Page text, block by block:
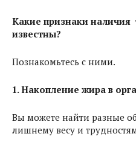
Какие признаки наличия
известны?
Познакомьтесь с ними.
1. Накопление жира в
Вы можете найти разные
лишнему весу и